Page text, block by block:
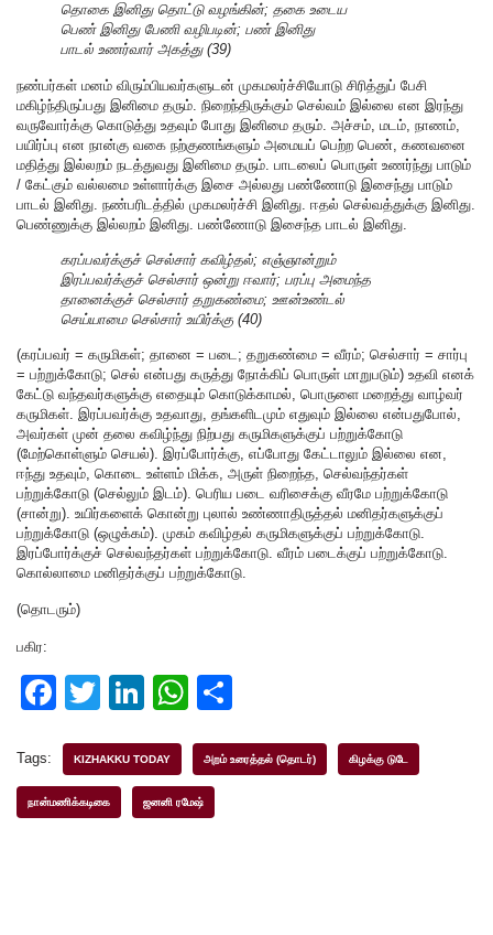
தொகை இனிது தொட்டு வழங்கின்; தகை உடைய
பெண் இனிது பேணி வழிபடின்; பண் இனிது
பாடல் உணர்வார் அகத்து (39)
நண்பர்கள் மனம் விரும்பியவர்களுடன் முகமலர்ச்சியோடு சிரித்துப் பேசி
மகிழ்ந்திருப்பது இனிமை தரும். நிறைந்திருக்கும் செல்வம் இல்லை என இரந்து
வருவோர்க்கு கொடுத்து உதவும் போது இனிமை தரும். அச்சம், மடம், நாணம்,
பயிர்ப்பு என நான்கு வகை நற்குணங்களும் அமையப் பெற்ற பெண், கணவனை
மதித்து இல்லறம் நடத்துவது இனிமை தரும். பாடலைப் பொருள் உணர்ந்து பாடும்
/ கேட்கும் வல்லமை உள்ளார்க்கு இசை அல்லது பண்ணோடு இசைந்து பாடும்
பாடல் இனிது. நண்பரிடத்தில் முகமலர்ச்சி இனிது. ஈதல் செல்வத்துக்கு இனிது.
பெண்ணுக்கு இல்லறம் இனிது. பண்ணோடு இசைந்த பாடல் இனிது.
கரப்பவர்க்குச் செல்சார் கவிழ்தல்; எஞ்ஞான்றும்
இரப்பவர்க்குச் செல்சார் ஒன்று ஈவார்; பரப்பு அமைந்த
தானைக்குச் செல்சார் தறுகண்மை; ஊன்உண்டல்
செய்யாமை செல்சார் உயிர்க்கு (40)
(கரப்பவர் = கருமிகள்; தானை = படை; தறுகண்மை = வீரம்; செல்சார் = சார்பு
= பற்றுக்கோடு; செல் என்பது கருத்து நோக்கிப் பொருள் மாறுபடும்) உதவி எனக்
கேட்டு வந்தவர்களுக்கு எதையும் கொடுக்காமல், பொருளை மறைத்து வாழ்வர்
கருமிகள். இரப்பவர்க்கு உதவாது, தங்களிடமும் எதுவும் இல்லை என்பதுபோல்,
அவர்கள் முன் தலை கவிழ்ந்து நிற்பது கருமிகளுக்குப் பற்றுக்கோடு
(மேற்கொள்ளும் செயல்). இரப்போர்க்கு, எப்போது கேட்டாலும் இல்லை என,
ஈந்து உதவும், கொடை உள்ளம் மிக்க, அருள் நிறைந்த, செல்வந்தர்கள்
பற்றுக்கோடு (செல்லும் இடம்). பெரிய படை வரிசைக்கு வீரமே பற்றுக்கோடு
(சான்று). உயிர்களைக் கொன்று புலால் உண்ணாதிருத்தல் மனிதர்களுக்குப்
பற்றுக்கோடு (ஒழுக்கம்). முகம் கவிழ்தல் கருமிகளுக்குப் பற்றுக்கோடு.
இரப்போர்க்குச் செல்வந்தர்கள் பற்றுக்கோடு. வீரம் படைக்குப் பற்றுக்கோடு.
கொல்லாமை மனிதர்க்குப் பற்றுக்கோடு.
(தொடரும்)
பகிர:
F
c
e
T
tt
er
Li
k
e
W
at
s
ar
Tags: KIZHAKKU TODAY அறம் உரைத்தல் (தொடர்) கிழக்கு டுடே
நான்மணிக்கடிகை ஜனனி ரமேஷ்